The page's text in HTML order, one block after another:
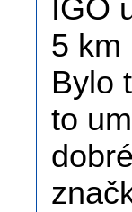
IGO
5 km
Bylo
to